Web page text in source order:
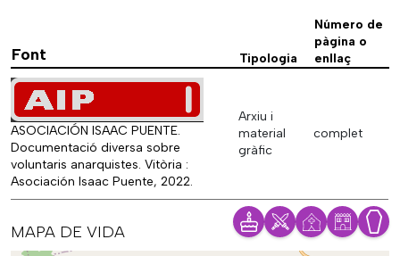
Font Tipologia
Número de
pàgina o
enllaç
ASOCIACIÓN ISAAC PUENTE.
Documentació diversa sobre
voluntaris anarquistes. Vitòria :
Asociación Isaac Puente, 2022.
Arxiu i
material
gràfic
complet
MAPA DE VIDA